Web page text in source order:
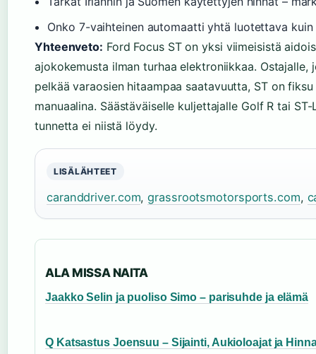
Onko 7-vaihteinen automaatti yhtä luotettava kuin
Yhteenveto: Ford Focus ST on yksi viimeisistä
ajokokemusta ilman turhaa elektroniikkaa.
pelkää varaosien hitaampaa saatavuutta, ST on
manuaalina. Säästäväiselle kuljettajalle Golf R tai
tunnetta ei niistä löydy.
LISÄLÄHTEET
caranddriver.com,grassrootsmotorsports.com,
ALA MISSA NAITA
Jaakko Selin ja puoliso Simo – parisuhde ja elämä
Q Katsastus Joensuu – Sijainti, Aukioloajat ja